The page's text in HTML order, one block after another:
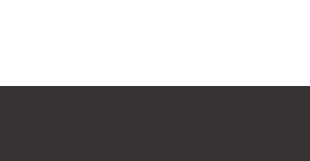
Ürün bilgilerinde hatalar bulunuyor.